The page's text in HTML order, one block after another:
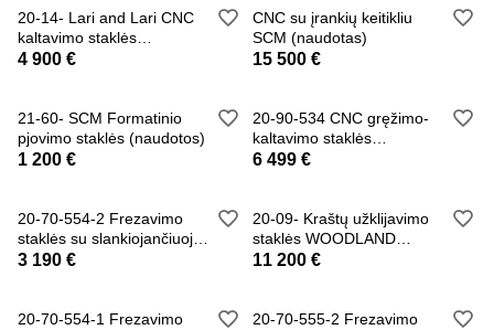
20-14- Lari and Lari CNC
kaltavimo staklės
(naudotos)
4 900 €
CNC su įrankių keitikliu
SCM (naudotas)
15 500 €
21-60- SCM Formatinio
pjovimo staklės (naudotos)
1 200 €
20-90-534 CNC gręžimo-
kaltavimo staklės
WOODLAND MACHINERY
6 499 €
20-70-554-2 Frezavimo
staklės su slankiojančiuoju
staliuku i
3 190 €
20-09- Kraštų užklijavimo
staklės WOODLAND
MACHINERY (su lan
11 200 €
20-70-554-1 Frezavimo 20-70-555-2 Frezavimo